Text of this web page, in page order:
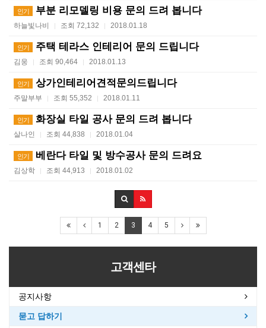
인기 부분 리모델링 비용 문의 드려 봅니다
하늘빛나비 | 조회 72,132 | 2018.01.18
인기 주택 테라스 인테리어 문의 드립니다
김웅 | 조회 90,464 | 2018.01.13
인기 상가인테리어견적문의드립니다
주말부부 | 조회 55,352 | 2018.01.11
인기 화장실 타일 공사 문의 드려 봅니다
살나인 | 조회 44,838 | 2018.01.04
인기 베란다 타일 및 방수공사 문의 드려요
김상학 | 조회 44,913 | 2018.01.02
1 2 3 4 5
고객센타
공지사항
묻고 답하기